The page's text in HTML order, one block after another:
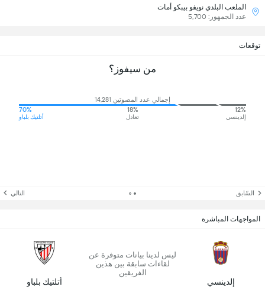
الملعب البلدي نويفو بيبكو أمات
عدد الجمهور: 5,700
توقعات
من سيفوز؟
إجمالي عدد المصوتين 14,281
12%
إلدينسي
18%
تعادل
70%
أتلتيك بلباو
السّابق التالي
المواجهات المباشرة
إلدينسي
ليس لدينا بيانات متوفرة عن
لقاءات سابقة بين هذين
الفريقين
أتلتيك بلباو